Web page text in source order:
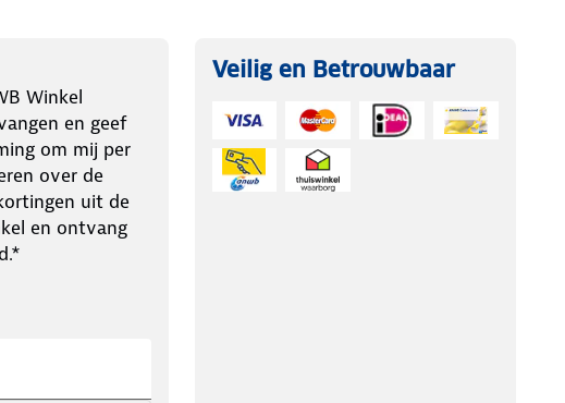
Winkel
en geef
om mij per
over de
uit de
en ontvang
Veilig en Betrouwbaar